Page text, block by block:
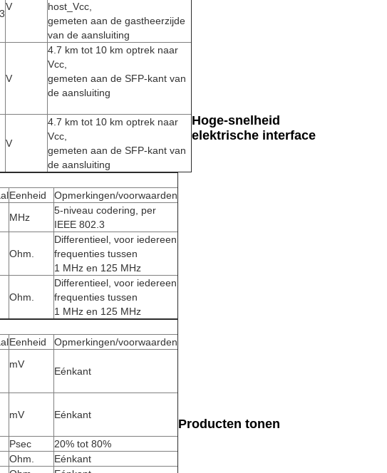
V
host_Vcc,
gemeten aan de gastheerzijde
van de aansluiting
V
4.7 km tot 10 km optrek naar
Vcc,
gemeten aan de SFP-kant van
de aansluiting
V
4.7 km tot 10 km optrek naar
Vcc,
gemeten aan de SFP-kant van
de aansluiting
Hoge-snelheid
elektrische interface
Eenheid
Opmerkingen/voorwaarden
MHz
5-niveau codering, per
IEEE 802.3
Ohm.
Differentieel, voor iedereen
frequenties tussen
1 MHz en 125 MHz
Ohm.
Differentieel, voor iedereen
frequenties tussen
1 MHz en 125 MHz
Eenheid
Opmerkingen/voorwaarden
mV
Eénkant
mV Eénkant
Psec
20% tot 80%
Ohm.
Eénkant
Producten tonen